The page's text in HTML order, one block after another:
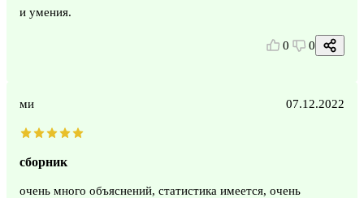
и умения.
0 0
ми 07.12.2022
сборник
очень много объяснений, статистика имеется, очень